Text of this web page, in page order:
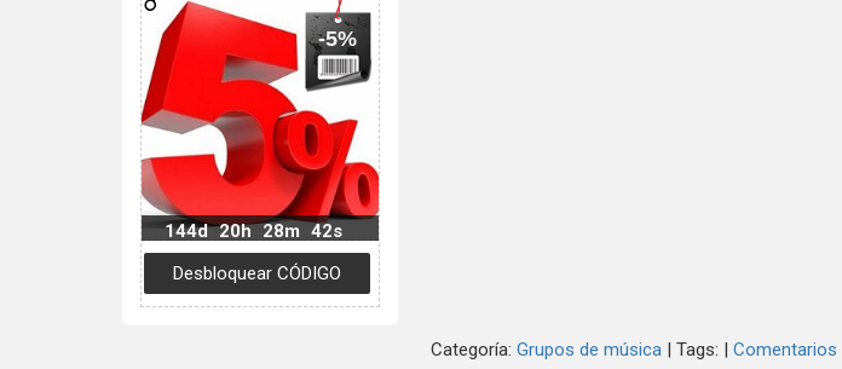
-5%
144d 20h 28m 41s
Categoría: Grupos de música| Tags: | Comentarios